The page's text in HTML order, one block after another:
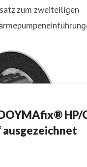
zum zweiteiligen
HP/
ausgezeichnet